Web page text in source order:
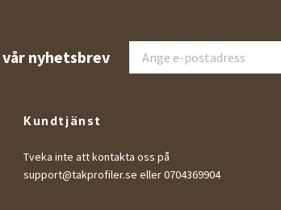
nyhetsbrev
Kundtjänst
Tveka inte att kontakta oss på
support@takprofiler.se eller 0704369904